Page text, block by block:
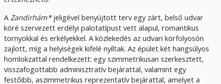
A Zandirhám*jeligével benyújtott terv egy zárt, belső udvar
köré szervezett erdélyi palotatípust vett alapul, romantikus
tornyokkal és erkélyekkel. A közlekedés az udvari körfolyosón
zajlott, míg a helyiségek kifelé nyíltak. Az épület két hangsúlyos
homlokzattal rendelkezett: egy szimmetrikusan szerkesztett,
visszafogottabb adminisztratív bejárattal, valamint egy
festőibb, aszimmetrikus reprezentatív bejárattal, amelyet a